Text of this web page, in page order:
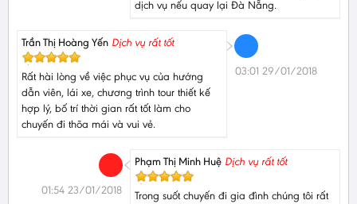
dịch vụ nếu quay lại Đà Nẵng.
Trần Thị Hoàng Yến Dịch vụ rất tốt
Rất hài lòng về việc phục vụ của hướng
dẫn viên, lái xe, chương trình tour thiết kế
hợp lý, bố trí thời gian rất tốt làm cho
chuyến đi thõa mái và vui vẻ.
03:01 29/01/2018
Phạm Thị Minh Huệ Dịch vụ rất tốt
Trong suốt chuyến đi gia đình chúng tôi rất
01:54 23/01/2018